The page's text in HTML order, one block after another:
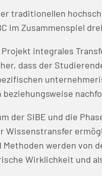
traditionellen
im Zusammenspiel
Projekt integrales
dass der
beziehungsweise
der SIBE und die
Wissenstransfer
Methoden werden von
Wirklichkeit und